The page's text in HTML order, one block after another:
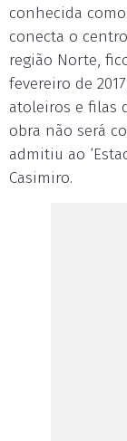
conhecida
conecta o
região Norte,
fevereiro de
atoleiros e filas
obra não será
admitiu ao
Casimiro.